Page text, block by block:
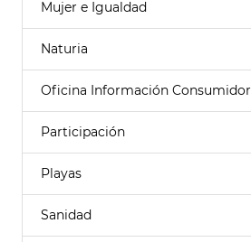
Mujer e Igualdad
Naturia
Oficina Información Consumidor
Participación
Playas
Sanidad